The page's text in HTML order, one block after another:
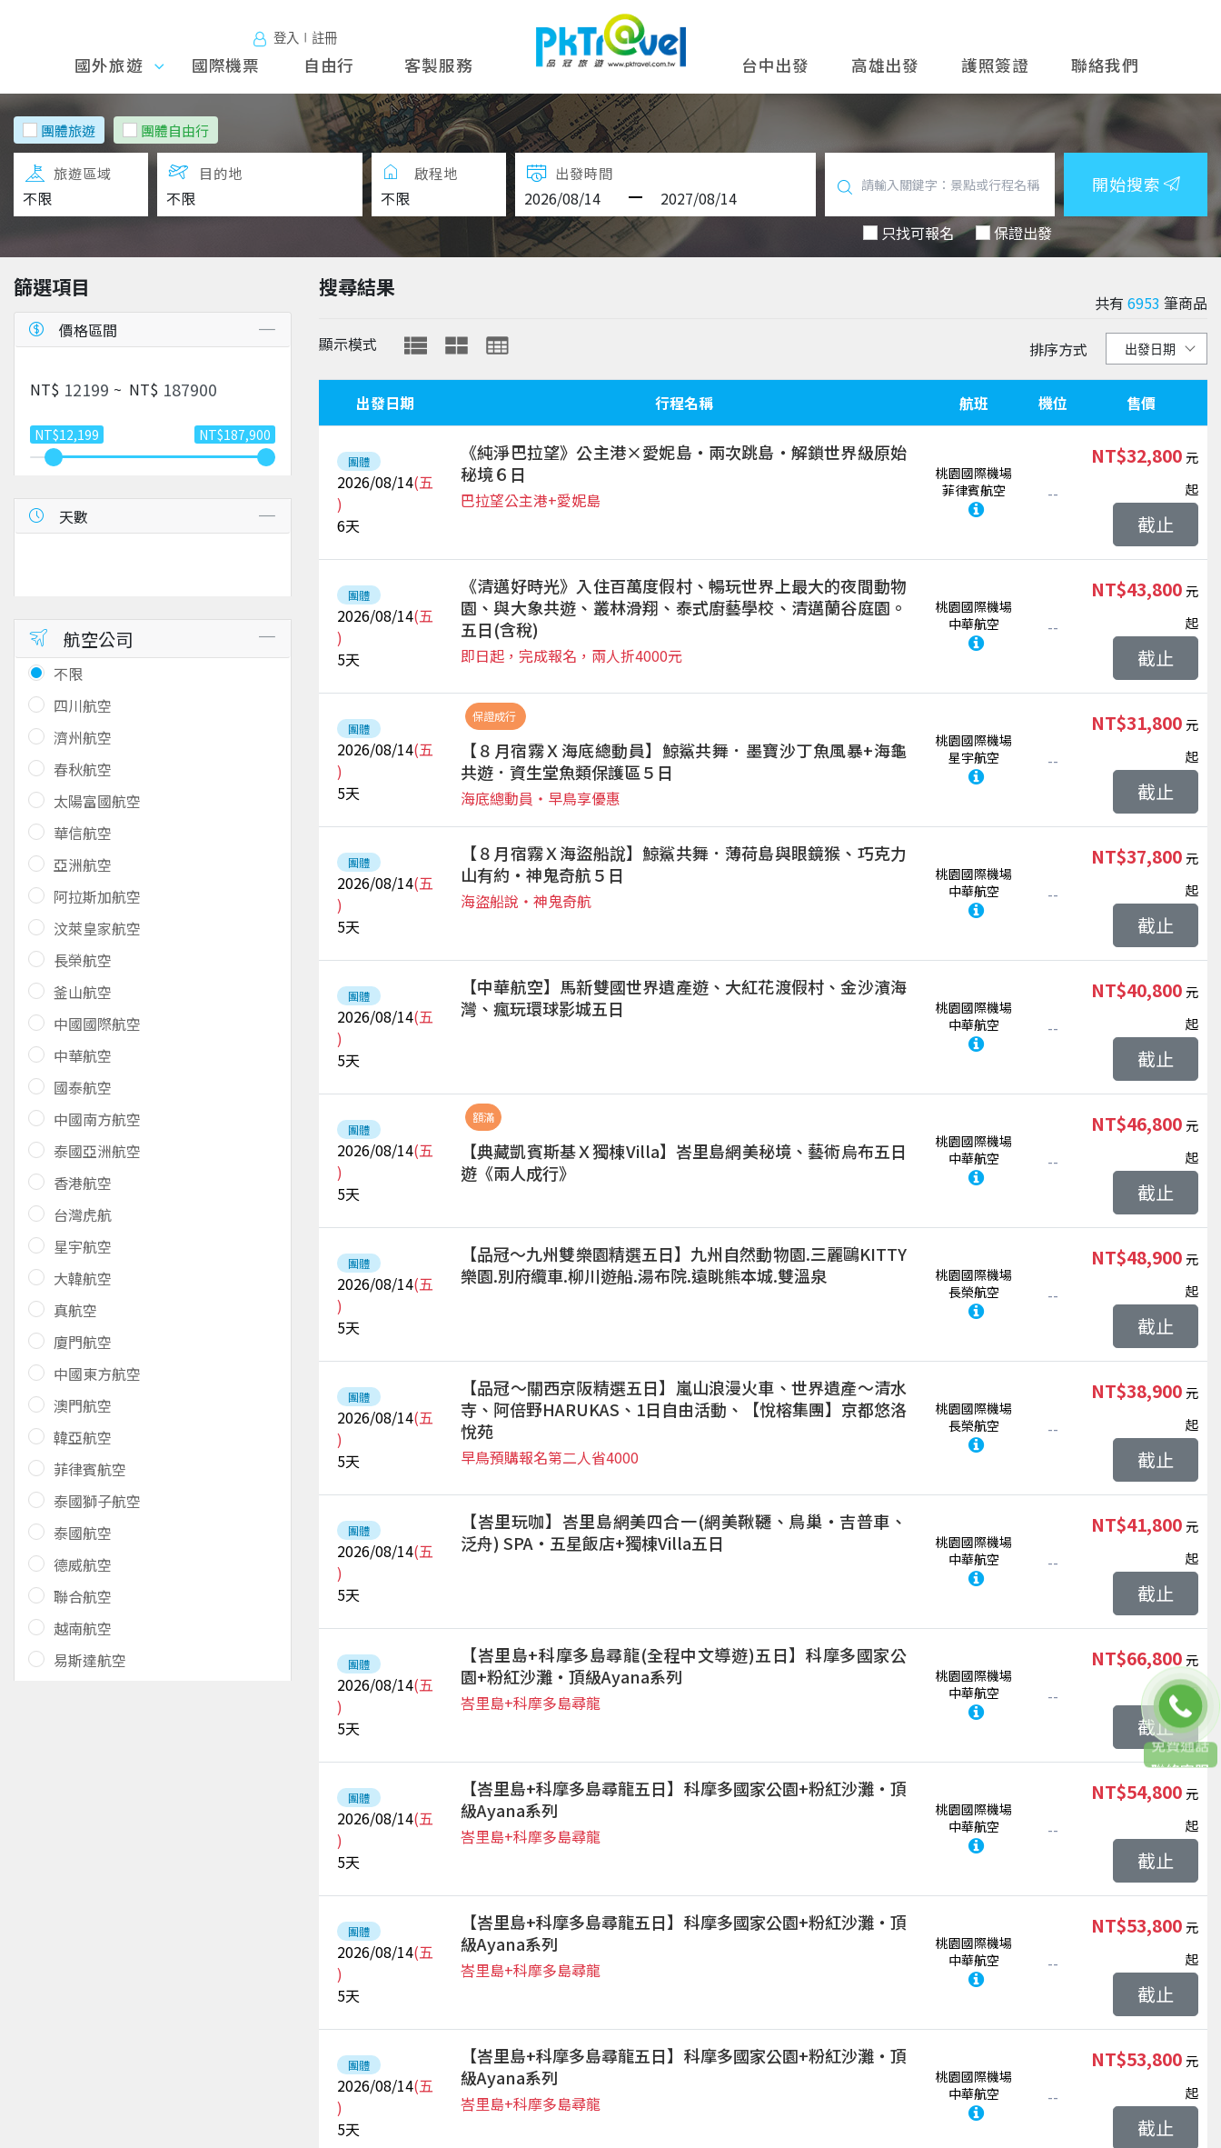
登入∣註冊
國外旅
遊
國外旅遊 國際機票 自由行 客製服務 台中出發 高雄出發 護照簽證 聯絡我們
團體旅遊 團體自由行
旅遊區域 目的地 啟程地 出發時間
只找可報名 保證出發
開始搜索
篩選項目
價格區間
NT$ ~ NT$
NT$12,199 NT$187,900
天數
航空公司
不限
四川航空
濟州航空
春秋航空
太陽富國航空
華信航空
亞洲航空
阿拉斯加航空
汶萊皇家航空
長榮航空
釜山航空
中國國際航空
中華航空
國泰航空
中國南方航空
泰國亞洲航空
香港航空
台灣虎航
星宇航空
大韓航空
真航空
廈門航空
中國東方航空
澳門航空
韓亞航空
菲律賓航空
泰國獅子航空
泰國航空
德威航空
聯合航空
越南航空
易斯達航空
搜尋結果
共有 6953 筆商品
顯示模式
排序方式
出發日期 行程名稱 航班 機位 售價
團體
2026/08/14(五
)
6天
《純淨巴拉望》公主港×愛妮島‧兩次跳島‧解鎖世界級原始
秘境６日
巴拉望公主港+愛妮島
桃園國際機場
菲律賓航空
--
NT$32,800
起
截止
團體
2026/08/14(五
)
5天
《清邁好時光》入住百萬度假村、暢玩世界上最大的夜間動物
園、與大象共遊、叢林滑翔、泰式廚藝學校、清邁蘭谷庭園。
五日(含稅)
即日起，完成報名，兩人折4000元
桃園國際機場
中華航空
--
NT$43,800
起
截止
團體
2026/08/14(五
)
5天
保證成行
【８月宿霧Ｘ海底總動員】鯨鯊共舞．墨寶沙丁魚風暴+海龜
共遊．資生堂魚類保護區５日
海底總動員‧早鳥享優惠
桃園國際機場
星宇航空
--
NT$31,800
起
截止
團體
2026/08/14(五
)
5天
【８月宿霧Ｘ海盜船說】鯨鯊共舞．薄荷島與眼鏡猴、巧克力
山有約‧神鬼奇航５日
海盜船說‧神鬼奇航
桃園國際機場
中華航空
--
NT$37,800
起
截止
團體
2026/08/14(五
)
5天
【中華航空】馬新雙國世界遺產遊、大紅花渡假村、金沙濱海
灣、瘋玩環球影城五日
桃園國際機場
中華航空
--
NT$40,800
起
截止
團體
2026/08/14(五
)
5天
額滿
【典藏凱賓斯基Ｘ獨棟Villa】峇里島網美秘境、藝術烏布五日
遊《兩人成行》
桃園國際機場
中華航空
--
NT$46,800
起
截止
團體
2026/08/14(五
)
5天
【品冠～九州雙樂園精選五日】九州自然動物園.三麗鷗KITTY
樂園.別府纜車.柳川遊船.湯布院.遠眺熊本城.雙溫泉
桃園國際機場
長榮航空
--
NT$48,900
起
截止
團體
2026/08/14(五
)
5天
【品冠～關西京阪精選五日】嵐山浪漫火車、世界遺產～清水
寺、阿倍野HARUKAS、1日自由活動、【悅榕集團】京都悠洛
悅苑
早鳥預購報名第二人省4000
桃園國際機場
長榮航空
--
NT$38,900
起
截止
團體
2026/08/14(五
)
5天
【峇里玩咖】峇里島網美四合一(網美鞦韆、鳥巢‧吉普車、
泛舟) SPA‧五星飯店+獨棟Villa五日
桃園國際機場
中華航空
--
NT$41,800
起
截止
團體
2026/08/14(五
)
5天
【峇里島+科摩多島尋龍(全程中文導遊)五日】科摩多國家公
園+粉紅沙灘‧頂級Ayana系列
峇里島+科摩多島尋龍
桃園國際機場
中華航空
--
NT$66,800
起
截止
團體
2026/08/14(五
)
5天
【峇里島+科摩多島尋龍五日】科摩多國家公園+粉紅沙灘‧頂
級Ayana系列
峇里島+科摩多島尋龍
桃園國際機場
中華航空
--
NT$54,800
起
截止
團體
2026/08/14(五
)
5天
【峇里島+科摩多島尋龍五日】科摩多國家公園+粉紅沙灘‧頂
級Ayana系列
峇里島+科摩多島尋龍
桃園國際機場
中華航空
--
NT$53,800
起
截止
團體
2026/08/14(五
)
5天
【峇里島+科摩多島尋龍五日】科摩多國家公園+粉紅沙灘‧頂
級Ayana系列
峇里島+科摩多島尋龍
桃園國際機場
中華航空
--
NT$53,800
起
截止
聯絡客服